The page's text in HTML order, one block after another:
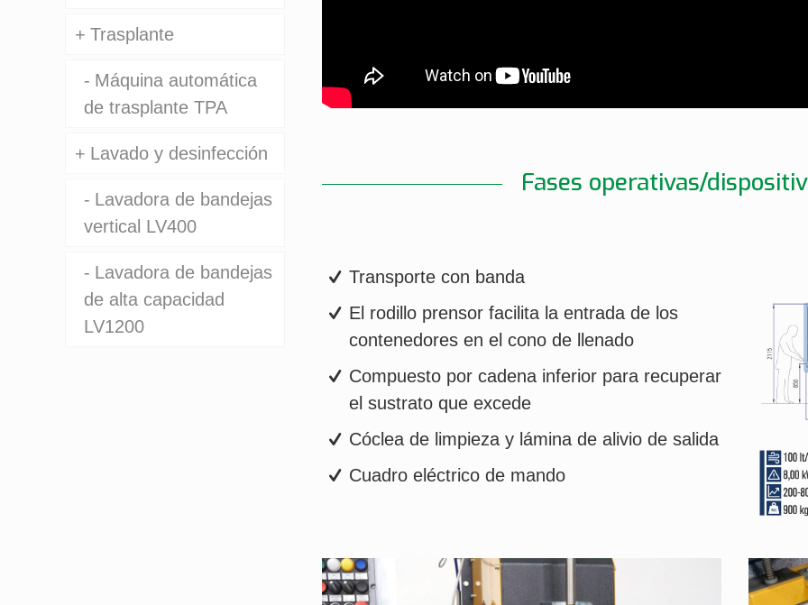
Fases operativas/
Transporte con banda
El rodillo prensor facilita la entrada de los
contenedores en el cono de llenado
Compuesto por cadena inferior para recuperar
el sustrato que excede
Cóclea de limpieza y lámina de alivio de salida
Cuadro eléctrico de mando
Trasplante
Máquina automática
de trasplante TPA
Lavado y desinfección
Lavadora de bandejas
vertical LV400
Lavadora de bandejas
de alta capacidad
LV1200